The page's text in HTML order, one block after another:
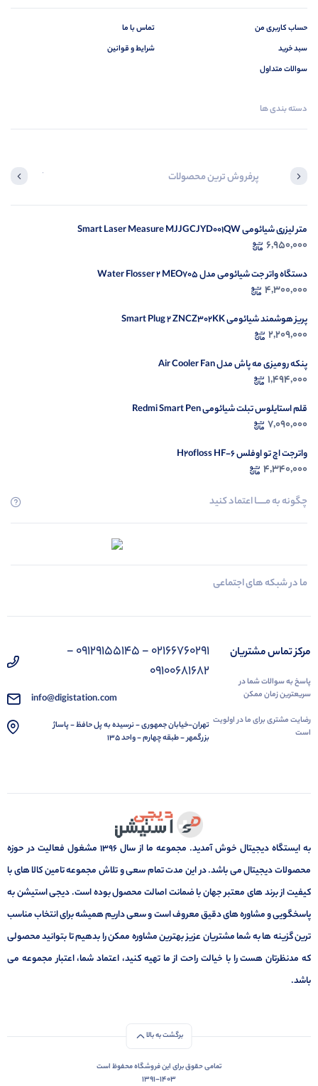
حساب کاربری من
سبد خرید
سوالات متداول
تماس با ما
شرایط و قوانین
دسته بندی ها
پرفروش ترین محصولات آخرین
متر لیزری شیائومی Smart Laser Measure MJJGCJYD001QW
6,950,000
دستگاه واتر جت شیائومی مدل Water Flosser 2 MEO705
4,300,000
پریز هوشمند شیائومی Smart Plug 2 ZNCZ302KK
2,209,000
پنکه رومیزی مه پاش مدل Air Cooler Fan
1,494,000
قلم استایلوس تبلت شیائومی Redmi Smart Pen
7,090,000
واترجت اچ تو اوفلس H2ofloss HF-6
4,340,000
چگونه به مــــــا اعتماد کنید
ما در شبکه های اجتماعی
مرکز تماس مشتریان
پاسخ به سوالات شما در
سریعترین زمان ممکن
رضایت مشتری برای ما در اولویت
است
02166760291 - 09129155145 -
09100681682
info@digistation.com
تهران-خیابان جمهوری - نرسیده به پل حافظ - پاساژ
بزرگمهر - طبقه چهارم - واحد 135
به ایستگاه دیجیتال خوش آمدید. مجموعه ما از سال 1396 مشغول فعالیت در حوزه
محصولات دیجیتال می باشد. در این مدت تمام سعی و تلاش مجموعه تامین کالا های با
کیفیت از برند های معتبر جهان با ضمانت اصالت محصول بوده است. دیجی استیشن به
پاسخگویی و مشاوره های دقیق معروف است و سعی داریم همیشه برای انتخاب مناسب
ترین گزینه ها به شما مشتریان عزیز بهترین مشاوره ممکن را بدهیم تا بتوانید محصولی
که مدنظرتان هست را با خیالت راحت از ما تهیه کنید، اعتماد شما، اعتبار مجموعه می
باشد.
برگشت به بالا
تمامی حقوق برای این فروشگاه محفوظ است
1391-1403